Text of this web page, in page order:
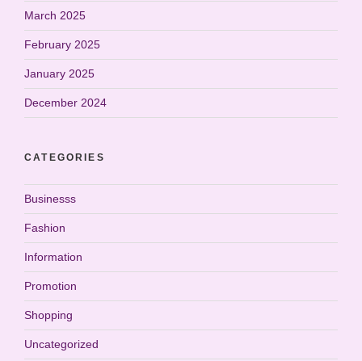
March 2025
February 2025
January 2025
December 2024
CATEGORIES
Businesss
Fashion
Information
Promotion
Shopping
Uncategorized